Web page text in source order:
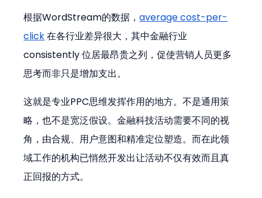
根据WordStream的数据，average cost-per-
click 在各行业差异很大，其中金融行业
consistently 位居最昂贵之列，促使营销人员更多
思考而非只是增加支出。
这就是专业PPC思维发挥作用的地方。不是通用策
略，也不是宽泛假设。金融科技活动需要不同的视
角，由合规、用户意图和精准定位塑造。而在此领
域工作的机构已悄然开发出让活动不仅有效而且真
正回报的方式。